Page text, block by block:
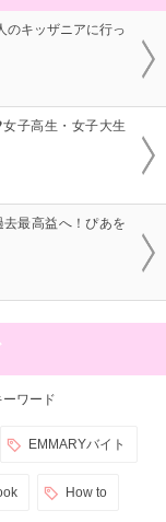
のキッザニアに行っ
子高生・女子大生
去最高益へ！ぴあを
ワード
EMMARYバイト
How to